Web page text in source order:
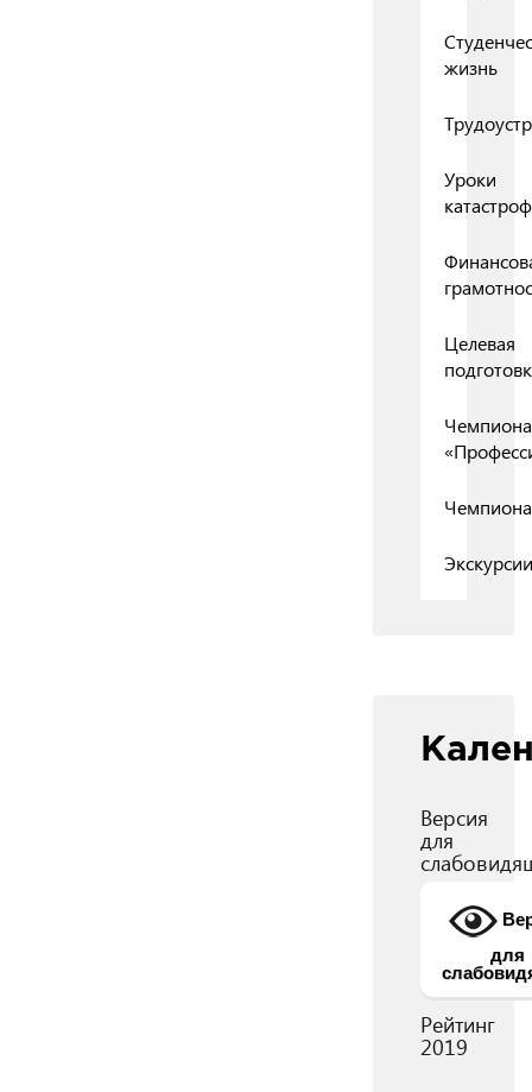
жизнь
Уроки
Целевая
Экскурсии
Версия
для
для
Рейтинг
2019